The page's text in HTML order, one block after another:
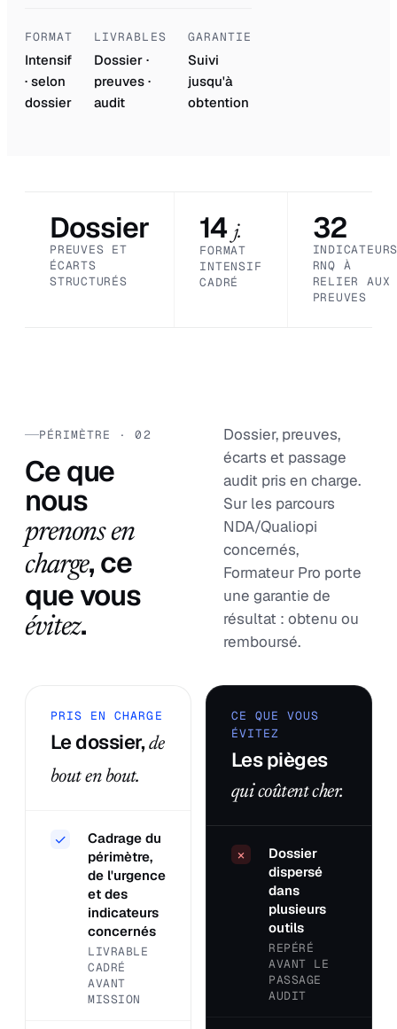
FORMAT
Intensif
· selon
dossier
LIVRABLES
Dossier ·
preuves ·
audit
GARANTIE
Suivi
jusqu'à
obtention
Dossier
PREUVES ET
ÉCARTS
STRUCTURÉS
14 j.
FORMAT
INTENSIF
CADRÉ
32
RNQ À
RELIER AUX
PREUVES
PÉRIMÈTRE · 02
Ce que
nous
prenons en
charge, ce
que vous
évitez.
Dossier, preuves,
écarts et passage
audit pris en charge.
Sur les parcours
NDA/Qualiopi
concernés,
Formateur Pro porte
une garantie de
résultat : obtenu ou
remboursé.
PRIS EN CHARGE
Le dossier,de
bout en bout.
✓
Cadrage du
périmètre,
de l'urgence
et des
indicateurs
concernés
LIVRABLE
CADRÉ
AVANT
MISSION
CE QUE VOUS
ÉVITEZ
Les pièges
qui coûtent cher.
×
Dossier
dispersé
dans
plusieurs
outils
REPÉRÉ
AVANT LE
PASSAGE
AUDIT